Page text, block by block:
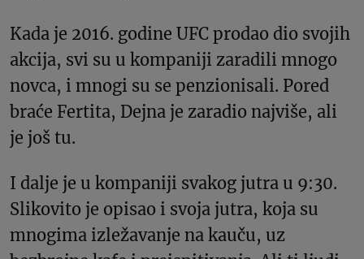
Kada je 2016. godine UFC prodao dio svojih
akcija, svi su u kompaniji zaradili mnogo
novca, i mnogi su se penzionisali. Pored
braće Fertita, Dejna je zaradio najviše, ali
je još tu.
I dalje je u kompaniji svakog jutra u 9:30.
Slikovito je opisao i svoja jutra, koja su
mnogima izležavanje na kauču, uz